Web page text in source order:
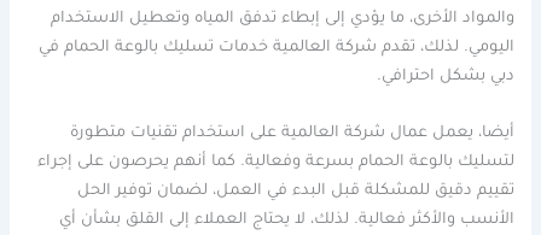
والمواد الأخرى، ما يؤدي إلى إبطاء تدفق المياه وتعطيل الاستخدام
اليومي. لذلك، تقدم شركة العالمية خدمات تسليك بالوعة الحمام في
دبي بشكل احترافي.
أيضا، يعمل عمال شركة العالمية على استخدام تقنيات متطورة
لتسليك بالوعة الحمام بسرعة وفعالية. كما أنهم يحرصون على إجراء
تقييم دقيق للمشكلة قبل البدء في العمل، لضمان توفير الحل
الأنسب والأكثر فعالية. لذلك، لا يحتاج العملاء إلى القلق بشأن أي